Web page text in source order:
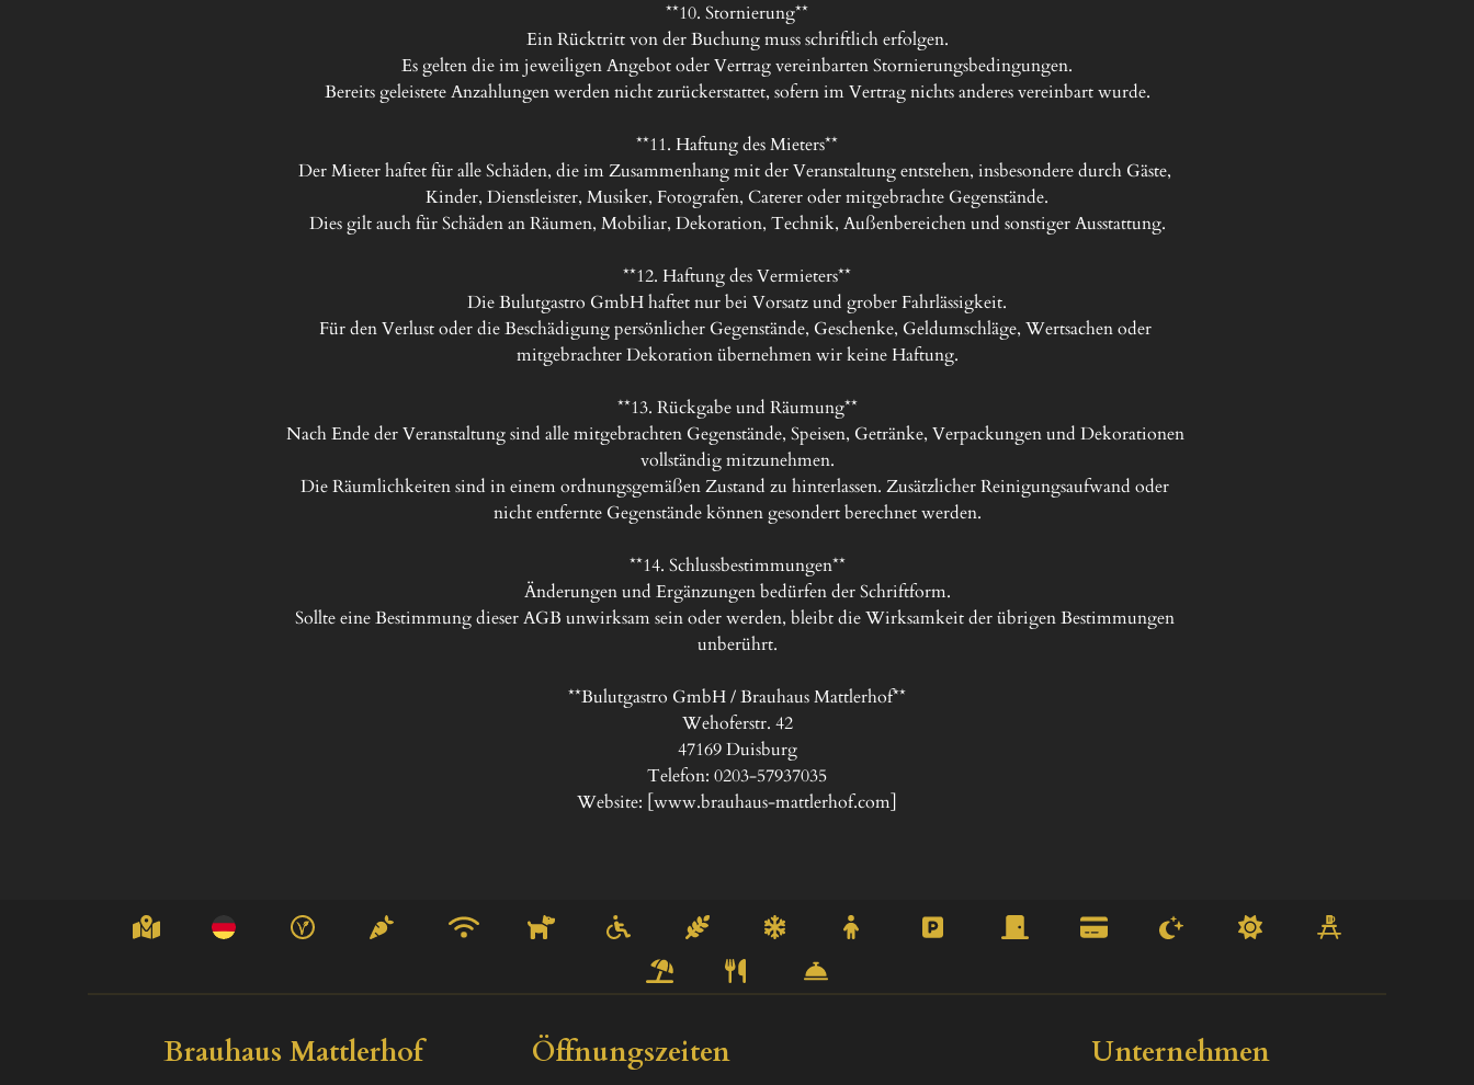
**10. Stornierung**
Ein Rücktritt von der Buchung muss schriftlich erfolgen.
Es gelten die im jeweiligen Angebot oder Vertrag vereinbarten Stornierungsbedingungen.
Bereits geleistete Anzahlungen werden nicht zurückerstattet, sofern im Vertrag nichts anderes vereinbart wurde.
**11. Haftung des Mieters**
Der Mieter haftet für alle Schäden, die im Zusammenhang mit der Veranstaltung entstehen, insbesondere durch Gäste,
Kinder, Dienstleister, Musiker, Fotografen, Caterer oder mitgebrachte Gegenstände.
Dies gilt auch für Schäden an Räumen, Mobiliar, Dekoration, Technik, Außenbereichen und sonstiger Ausstattung.
**12. Haftung des Vermieters**
Die Bulutgastro GmbH haftet nur bei Vorsatz und grober Fahrlässigkeit.
Für den Verlust oder die Beschädigung persönlicher Gegenstände, Geschenke, Geldumschläge, Wertsachen oder
mitgebrachter Dekoration übernehmen wir keine Haftung.
**13. Rückgabe und Räumung**
Nach Ende der Veranstaltung sind alle mitgebrachten Gegenstände, Speisen, Getränke, Verpackungen und Dekorationen
vollständig mitzunehmen.
Die Räumlichkeiten sind in einem ordnungsgemäßen Zustand zu hinterlassen. Zusätzlicher Reinigungsaufwand oder
nicht entfernte Gegenstände können gesondert berechnet werden.
**14. Schlussbestimmungen**
Änderungen und Ergänzungen bedürfen der Schriftform.
Sollte eine Bestimmung dieser AGB unwirksam sein oder werden, bleibt die Wirksamkeit der übrigen Bestimmungen
unberührt.
**Bulutgastro GmbH / Brauhaus Mattlerhof**
Wehoferstr. 42
47169 Duisburg
Telefon: 0203-57937035
Website: [www.brauhaus-mattlerhof.com]
Brauhaus Mattlerhof Öffnungszeiten Unternehmen